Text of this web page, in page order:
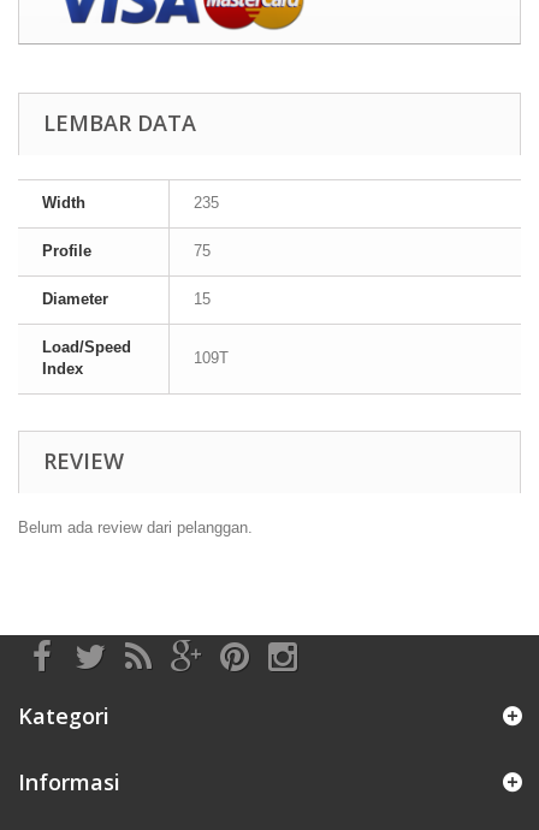
LEMBAR DATA
Width 235
Profile 75
Diameter 15
Load/Speed
Index
109T
REVIEW
Belum ada review dari pelanggan.
Kategori
Informasi